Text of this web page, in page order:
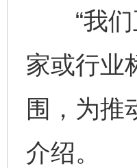
“我们
家或行业
围，为推
介绍。
东山县通报“牛蛙产品